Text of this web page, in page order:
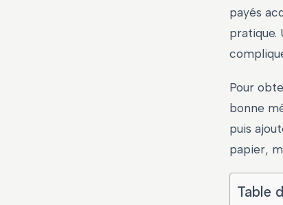
payés
pratique.
Pour
bonne
puis
papier,
Table